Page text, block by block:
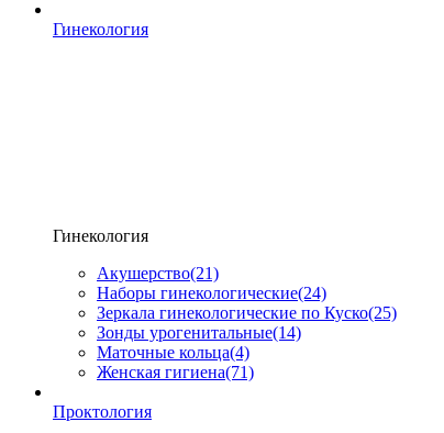
Гинекология
Гинекология
Акушерство(21)
Наборы гинекологические(24)
Зеркала гинекологические по Куско(25)
Зонды урогенитальные(14)
Маточные кольца(4)
Женская гигиена(71)
Проктология